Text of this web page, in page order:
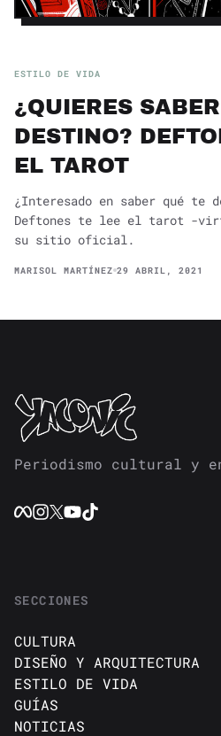
ESTILO DE VIDA
¿QUIERES
DESTINO?
EL TAROT
¿Interesado en saber qué te
Deftones te lee el tarot -
su sitio oficial.
MARISOL MARTÍNEZ 29 ABRIL, 2021
Periodismo cultural y
SECCIONES
CULTURA
DISEÑO Y ARQUITECTURA
ESTILO DE VIDA
GUÍAS
NOTICIAS